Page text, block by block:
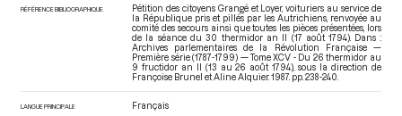
RÉFÉRENCE BIBLIOGRAPHIQUE
Pétition des citoyens Grangé et Loyer, voituriers au service de
la République pris et pillés par les Autrichiens, renvoyée au
comité des secours ainsi que toutes les pièces présentées, lors
de la séance du 30 thermidor an II (17 août 1794). Dans :
Archives parlementaires de la Révolution Française —
Première série (1787-1799) — Tome XCV - Du 26 thermidor au
9 fructidor an II (13 au 26 août 1794) , sous la direction de
Françoise Brunel et Aline Alquier. 1987. pp. 238-240.
LANGUE PRINCIPALE Français